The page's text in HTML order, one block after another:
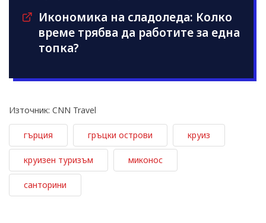
Икономика на сладоледа: Колко
време трябва да работите за една
топка?
Източник: CNN Travel
гърция гръцки острови круиз
круизен туризъм миконос
санторини